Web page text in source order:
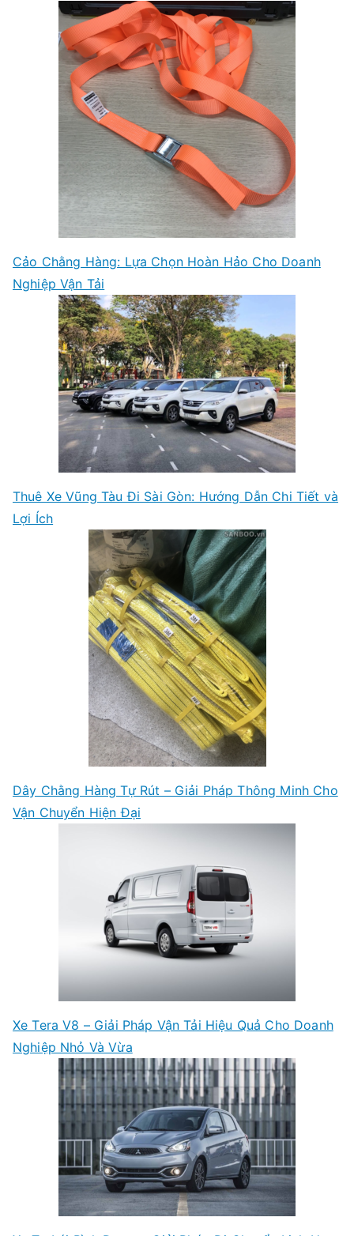
Cảo Chằng Hàng: Lựa Chọn Hoàn Hảo Cho Doanh
Nghiệp Vận Tải
Thuê Xe Vũng Tàu Đi Sài Gòn: Hướng Dẫn Chi Tiết và
Lợi Ích
Dây Chằng Hàng Tự Rút – Giải Pháp Thông Minh Cho
Vận Chuyển Hiện Đại
Xe Tera V8 – Giải Pháp Vận Tải Hiệu Quả Cho Doanh
Nghiệp Nhỏ Và Vừa